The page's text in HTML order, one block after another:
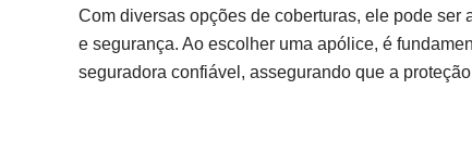
Com diversas opções de coberturas, ele pode
e segurança. Ao escolher uma apólice, é
seguradora confiável, assegurando que a